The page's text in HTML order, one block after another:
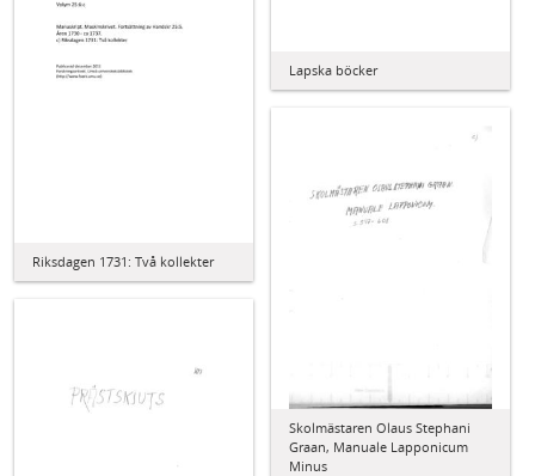
Lapska böcker
Riksdagen 1731: Två kollekter
Skolmästaren Olaus Stephani
Graan, Manuale Lapponicum
Minus